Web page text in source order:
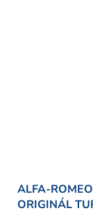
ALFA-
ORIGINÁL